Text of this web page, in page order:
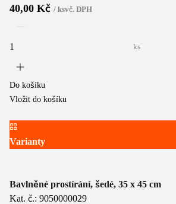
40,00 Kč / ksvč. DPH
ks
Do košíku
Vložit do košíku
Varianty
Bavlněné prostírání, šedé, 35 x 45 cm
Kat. č.: 9050000029